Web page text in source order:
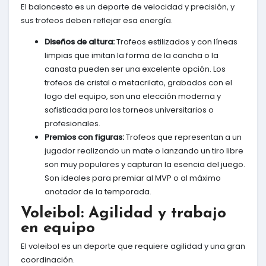
El baloncesto es un deporte de velocidad y precisión, y
sus trofeos deben reflejar esa energía.
Diseños de altura:Trofeos estilizados y con líneas
limpias que imitan la forma de la cancha o la
canasta pueden ser una excelente opción. Los
trofeos de cristal o metacrilato, grabados con el
logo del equipo, son una elección moderna y
sofisticada para los torneos universitarios o
profesionales.
Premios con figuras:Trofeos que representan a un
jugador realizando un mate o lanzando un tiro libre
son muy populares y capturan la esencia del juego.
Son ideales para premiar al MVP o al máximo
anotador de la temporada.
Voleibol: Agilidad y trabajo
en equipo
El voleibol es un deporte que requiere agilidad y una gran
coordinación.